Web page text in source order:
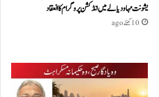
یشونت مہا ودیالے میں انڈکشن پروگرام کا انعقاد
10 گھنٹے ago